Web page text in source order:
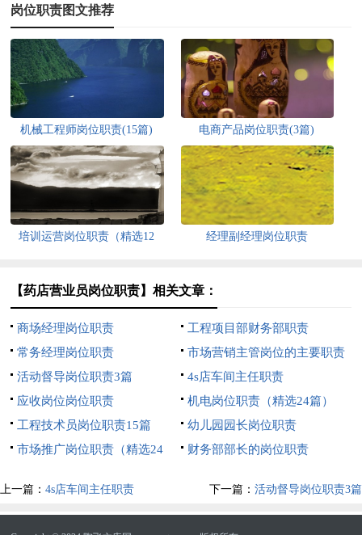
岗位职责图文推荐
机械工程师岗位职责(15篇) 电商产品岗位职责(3篇)
培训运营岗位职责（精选12
经理副经理岗位职责
【药店营业员岗位职责】相关文章：
商场经理岗位职责
工程项目部财务部职责
常务经理岗位职责
市场营销主管岗位的主要职责
表述5篇
活动督导岗位职责3篇
4s店车间主任职责
应收岗位岗位职责
机电岗位职责（精选24篇）
工程技术员岗位职责15篇
幼儿园园长岗位职责
市场推广岗位职责（精选24
财务部部长的岗位职责
上一篇： 4s店车间主任职责 下一篇： 活动督导岗位职责3篇